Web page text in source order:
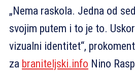
„Nema raskola. Jedna od
svojim putem i to je to.
vizualni identitet“,
za braniteljski.info Nino